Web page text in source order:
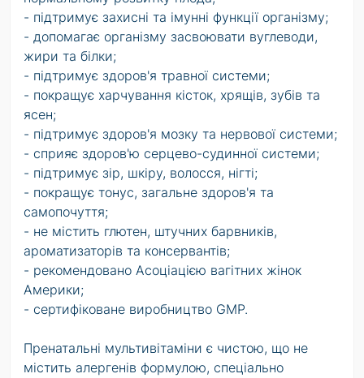
- підтримує захисні та імунні функції організму;
- допомагає організму засвоювати вуглеводи,
жири та білки;
- підтримує здоров'я травної системи;
- покращує харчування кісток, хрящів, зубів та
ясен;
- підтримує здоров'я мозку та нервової системи;
- сприяє здоров'ю серцево-судинної системи;
- підтримує зір, шкіру, волосся, нігті;
- покращує тонус, загальне здоров'я та
самопочуття;
- не містить глютен, штучних барвників,
ароматизаторів та консервантів;
- рекомендовано Асоціацією вагітних жінок
Америки;
- сертифіковане виробництво GMP.
Пренатальні мультивітаміни є чистою, що не
містить алергенів формулою, спеціально